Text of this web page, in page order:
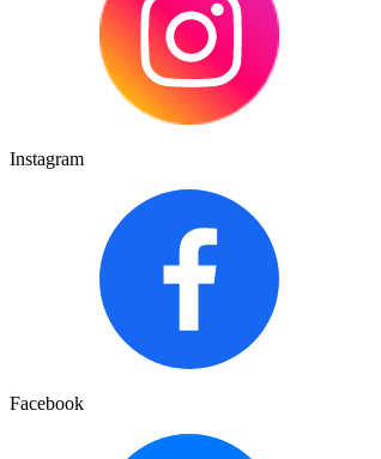
Instagram
Facebook